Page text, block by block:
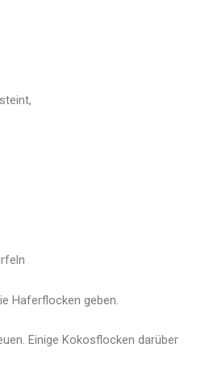
Haferflocken geben.
Einige Kokosflocken darüber